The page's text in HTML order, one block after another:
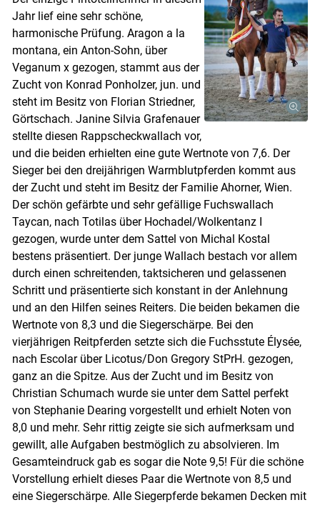
Jahr lief eine sehr schöne,
harmonische Prüfung. Aragon a la
montana, ein Anton-Sohn, über
Veganum x gezogen, stammt aus der
Zucht von Konrad Ponholzer, jun. und
steht im Besitz von Florian Striedner,
Görtschach. Janine Silvia Grafenauer
stellte diesen Rappscheckwallach vor,
und die beiden erhielten eine gute Wertnote von 7,6. Der
Sieger bei den dreijährigen Warmblutpferden kommt aus
der Zucht und steht im Besitz der Familie Ahorner, Wien.
Der schön gefärbte und sehr gefällige Fuchswallach
Taycan, nach Totilas über Hochadel/​Wolkentanz I
gezogen, wurde unter dem Sattel von Michal Kostal
bestens präsentiert. Der junge Wallach bestach vor allem
durch einen schreitenden, taktsicheren und gelassenen
Schritt und präsentierte sich konstant in der Anlehnung
und an den Hilfen seines Reiters. Die beiden bekamen die
Wertnote von 8,3 und die Siegerschärpe. Bei den
vierjährigen Reitpferden setzte sich die Fuchsstute Élysée,
nach Escolar über Licotus/​Don Gregory StPrH. gezogen,
ganz an die Spitze. Aus der Zucht und im Besitz von
Christian Schumach wurde sie unter dem Sattel perfekt
von Stephanie Dearing vorgestellt und erhielt Noten von
8,0 und mehr. Sehr rittig zeigte sie sich aufmerksam und
gewillt, alle Aufgaben bestmöglich zu absolvieren. Im
Gesamteindruck gab es sogar die Note 9,5! Für die schöne
Vorstellung erhielt dieses Paar die Wertnote von 8,5 und
eine Siegerschärpe. Alle Siegerpferde bekamen Decken mit